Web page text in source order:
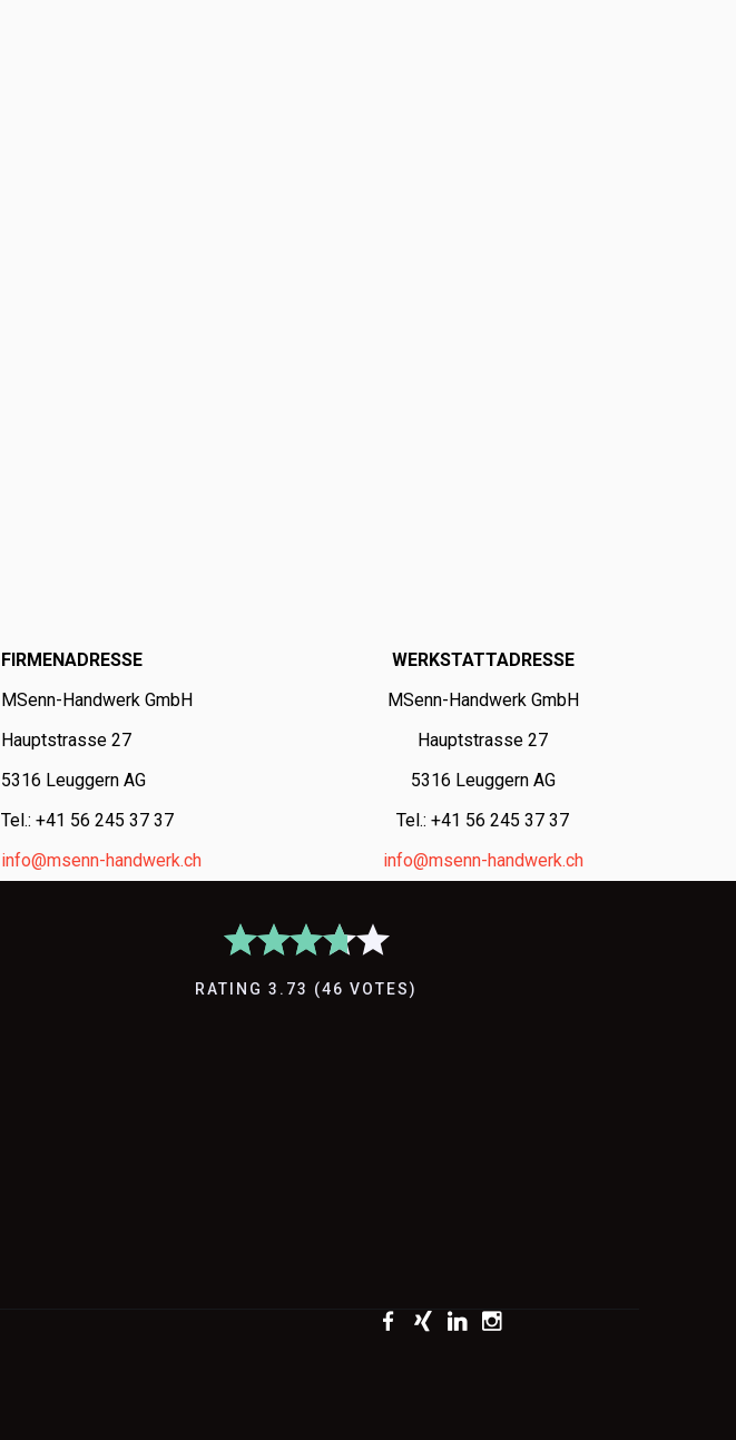
FIRMENADRESSE
MSenn-Handwerk GmbH
Hauptstrasse 27
5316 Leuggern AG
Tel.: +41 56 245 37 37
info@msenn-handwerk.ch
WERKSTATTADRESSE
MSenn-Handwerk GmbH
Hauptstrasse 27
5316 Leuggern AG
Tel.: +41 56 245 37 37
info@msenn-handwerk.ch
RATING3.73 (46 VOTES)